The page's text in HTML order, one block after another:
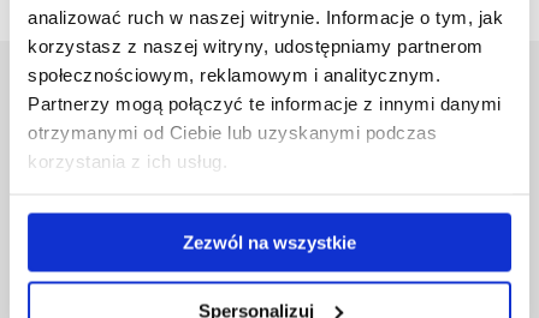
analizować ruch w naszej witrynie. Informacje o tym, jak
korzystasz z naszej witryny, udostępniamy partnerom
społecznościowym, reklamowym i analitycznym.
Partnerzy mogą połączyć te informacje z innymi danymi
otrzymanymi od Ciebie lub uzyskanymi podczas
korzystania z ich usług.
Zezwól na wszystkie
Spersonalizuj
Uniwersytet Rzeszowski
Al. Tadeusza Rejtana 16C
przejdź
Wydawnictwo